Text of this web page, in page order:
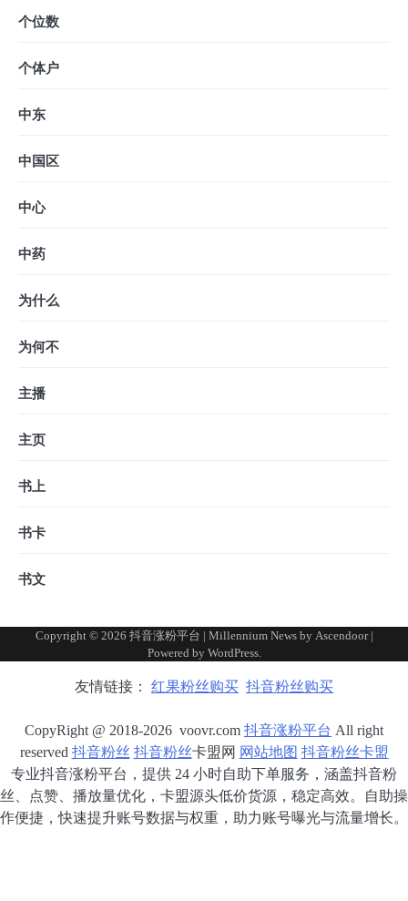
个位数
个体户
中东
中国区
中心
中药
为什么
为何不
主播
主页
书上
书卡
书文
Copyright © 2026 抖音涨粉平台 | Millennium News by Ascendoor|
Powered by WordPress.
友情链接： 红果粉丝购买 抖音粉丝购买
CopyRight @ 2018-2026 voovr.com 抖音涨粉平台 All right
reserved 抖音粉丝 抖音粉丝卡盟网 网站地图 抖音粉丝卡盟
专业抖音涨粉平台，提供 24 小时自助下单服务，涵盖抖音粉
丝、点赞、播放量优化，卡盟源头低价货源，稳定高效。自助操
作便捷，快速提升账号数据与权重，助力账号曝光与流量增长。